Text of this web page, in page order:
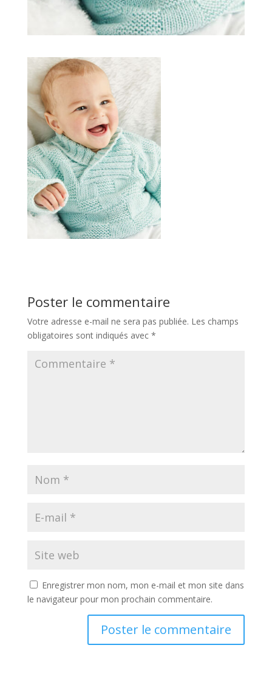
Poster le commentaire
Votre adresse e-mail ne sera pas publiée. Les champs
obligatoires sont indiqués avec *
Enregistrer mon nom, mon e-mail et mon site dans
le navigateur pour mon prochain commentaire.